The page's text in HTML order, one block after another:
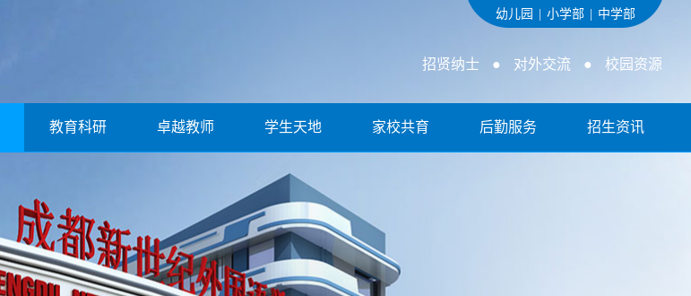
幼儿园 小学部 中学部
招贤纳士 ● 对外交流 ● 校园资源
教育科研 卓越教师 学生天地 家校共育 后勤服务 招生资讯